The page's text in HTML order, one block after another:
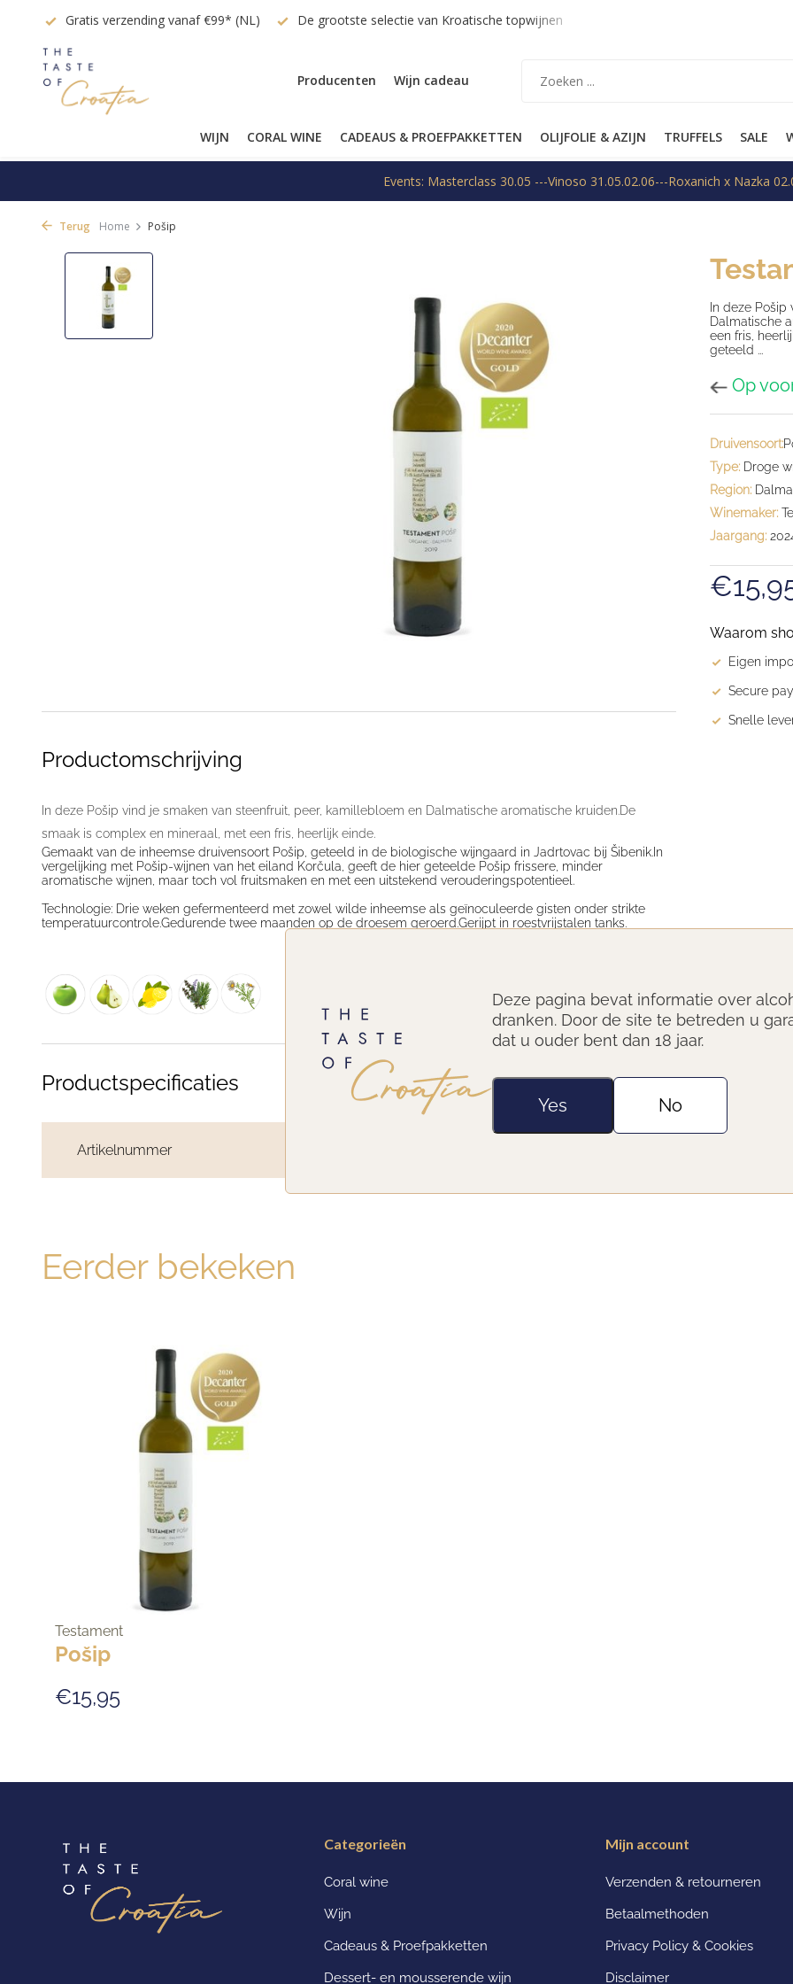
Gratis verzending vanaf €99* (NL) De grootste selectie van Kroatische topwijnen Verzending binnen EU op
Producenten Wijn cadeau
WIJN CORAL WINE CADEAUS & PROEFPAKKETTEN OLIJFOLIE & AZIJN TRUFFELS SALE
Events: Masterclass 30.05 ---Vinoso 31.05.02.06---Roxanich x Nazka
Terug Home Pošip
Productomschrijving
In deze Pošip vind je smaken van steenfruit, peer, kamillebloem en Dalmatische aromatische kruiden. De
smaak is complex en mineraal, met een fris, heerlijk einde.
Gemaakt van de inheemse druivensoort Pošip, geteeld in de biologische wijngaard in Jadrtovac bij Šibenik. In
vergelijking met Pošip-wijnen van het eiland Korčula, geeft de hier geteelde Pošip frissere, minder
aromatische wijnen, maar toch vol fruitsmaken en met een uitstekend verouderingspotentieel.
Technologie: Drie weken gefermenteerd met zowel wilde inheemse als geïnoculeerde gisten onder strikte
temperatuurcontrole.Gedurende twee maanden op de droesem geroerd.Gerijpt in roestvrijstalen tanks.
Productspecificaties
Artikelnummer
In deze
Dalmatische
een fris,
geteeld ...
Op
Druivensoort:
Type:Droge
Region:
Winemaker:
Jaargang:
Waarom
Eigen
Secure
Snelle
Eerder bekeken
Testament
Pošip
€15,95
Categorieën
Coral wine
Wijn
Cadeaus & Proefpakketten
Dessert- en mousserende wijn
Mijn account
Verzenden & retourneren
Betaalmethoden
Privacy Policy & Cookies
Disclaimer
Deze pagina bevat informatie over
dranken. Door de site te betreden u
dat u ouder bent dan 18 jaar.
Yes No